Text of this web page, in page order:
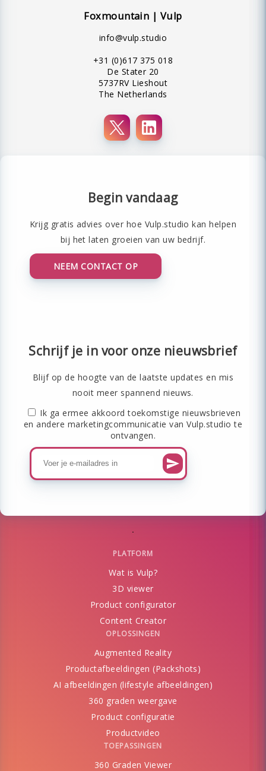
Foxmountain | Vulp
info@vulp.studio
+31 (0)617 375 018
De Stater 20
5737RV Lieshout
The Netherlands
Begin vandaag
Krijg gratis advies over hoe Vulp.studio kan helpen
bij het laten groeien van uw bedrijf.
NEEM CONTACT OP
Schrijf je in voor onze nieuwsbrief
Blijf op de hoogte van de laatste updates en mis
nooit meer spannend nieuws.
Ik ga ermee akkoord toekomstige nieuwsbrieven
en andere marketingcommunicatie van Vulp.studio te
ontvangen.
PLATFORM
Wat is Vulp?
3D viewer
Product configurator
Content Creator
OPLOSSINGEN
Augmented Reality
Productafbeeldingen (Packshots)
AI afbeeldingen (lifestyle afbeeldingen)
360 graden weergave
Product configuratie
Productvideo
TOEPASSINGEN
360 Graden Viewer